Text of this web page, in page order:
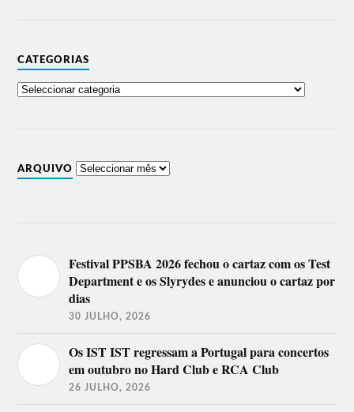
CATEGORIAS
ARQUIVO
Festival PPSBA 2026 fechou o cartaz com os Test
Department e os Slyrydes e anunciou o cartaz por
dias
30 JULHO, 2026
Os IST IST regressam a Portugal para concertos
em outubro no Hard Club e RCA Club
26 JULHO, 2026